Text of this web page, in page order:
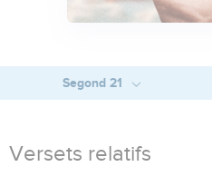
Segond 21
Versets relatifs